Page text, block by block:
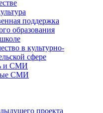
поддержка
образования
в культурно-
сфере
и СМИ
СМИ
проекта